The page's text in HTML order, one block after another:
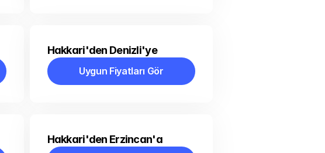
Hakkari'den Denizli'ye
Uygun Fiyatları Gör
Uygun Fiyatları Gör
Hakkari'den Erzincan'a